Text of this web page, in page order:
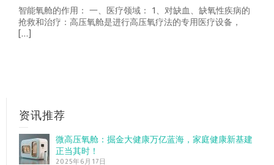
智能氧舱的作用： 一、医疗领域： 1、对缺血、缺氧性疾病的
抢救和治疗：高压氧舱是进行高压氧疗法的专用医疗设备，
[…]
资讯推荐
微高压氧舱：掘金大健康万亿蓝海，家庭健康新基建
正当其时！
2025年6月17日